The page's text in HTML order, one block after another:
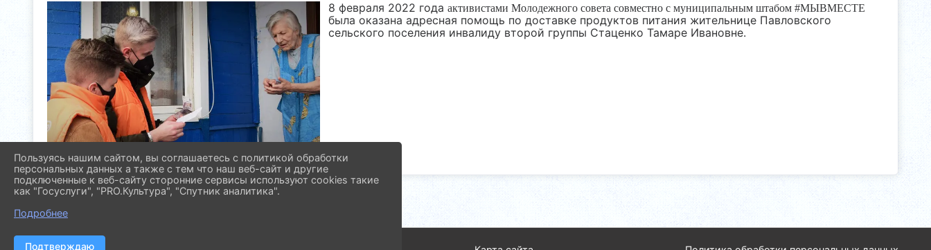
8 февраля 2022 года активистами Молодежного совета совместно с муниципальным штабом #МЫВМЕСТЕ
была оказана адресная помощь по доставке продуктов питания жительнице Павловского
сельского поселения инвалиду второй группы Стаценко Тамаре Ивановне.
Пользуясь нашим сайтом, вы соглашаетесь с политикой обработки
персональных данных а также с тем что наш веб-сайт и другие
подключенные к веб-сайту сторонние сервисы используют cookies такие
как "Госуслуги", "PRO.Культура", "Спутник аналитика".
Подробнее
Подтверждаю